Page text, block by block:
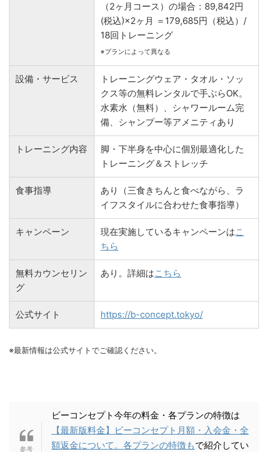
（2ヶ月コース）の場合：89,842円
(税込)×2ヶ月 ＝179,685円（税込）/
18回トレーニング
※プランによって異なる
設備・サービス
トレーニングウェア・タオル・ソッ
クス等の無料レンタルで手ぶらOK。
水素水（無料）、シャワールーム完
備、シャンプー等アメニティあり
トレーニング内容
脚・下半身を中心に個別最適化した
トレーニング＆ストレッチ
食事指導
あり（三食きちんと食べながら、ラ
イフスタイルに合わせた食事指導）
キャンペーン 現在実施しているキャンペーンはこ
ちら
無料カウンセリン
グ
あり。詳細はこちら
公式サイト https://b-concept.tokyo/
※最新情報は公式サイトでご確認ください。
ビーコンセプト今年の料金・各プランの特徴は
【最新版料金】ビーコンセプト月額・入会金・全
額返金について。各プランの特徴もで紹介してい